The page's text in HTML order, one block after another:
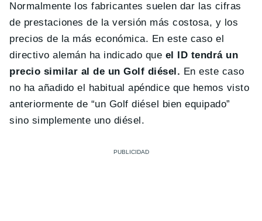
Normalmente los fabricantes suelen dar las cifras
de prestaciones de la versión más costosa, y los
precios de la más económica. En este caso el
directivo alemán ha indicado que el ID tendrá un
precio similar al de un Golf diésel. En este caso
no ha añadido el habitual apéndice que hemos visto
anteriormente de “un Golf diésel bien equipado”
sino simplemente uno diésel.